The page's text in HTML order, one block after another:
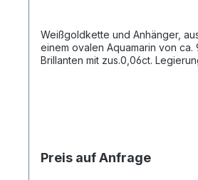
Weißgoldkette und Anhänger,
einem ovalen Aquamarin von ca.
Brillanten mit zus.0,06ct.
Preis auf Anfrage